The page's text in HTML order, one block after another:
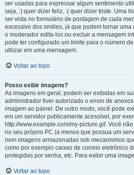
ser usadas para expressar algum sentimento
seja, :) quer dizer feliz, :( quer dizer triste. Uma
ser vista no formulário de postagem de cada
excessivo dos smilies, já que podem tornar
o moderador edita-los ou excluir a mensagem
pode ter configurado um limite para o número
utilizar em uma mensagem.
Voltar ao topo
Posso exibir imagens?
As imagens em geral, podem ser exibidas em
administrador tiver autorizado o envio de
imagem ao painel. De outro modo, você pode
em um servidor publicamente acessível, por
http://www.example.com/my-picture.gif. Você
no seu próprio PC (a menos que possua um
nem imagens armazenadas sob mecanismos
como por exemplo caixas de correio eletrônico
protegidas por senha, etc. Para exibir uma
Voltar ao topo